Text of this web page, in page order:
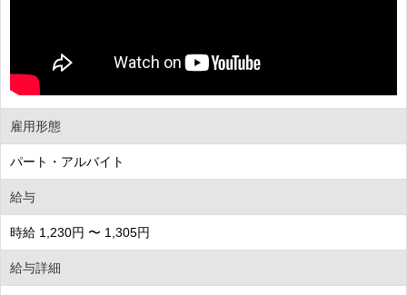
雇用形態
パート・アルバイト
給与
時給 1,230円 〜 1,305円
給与詳細